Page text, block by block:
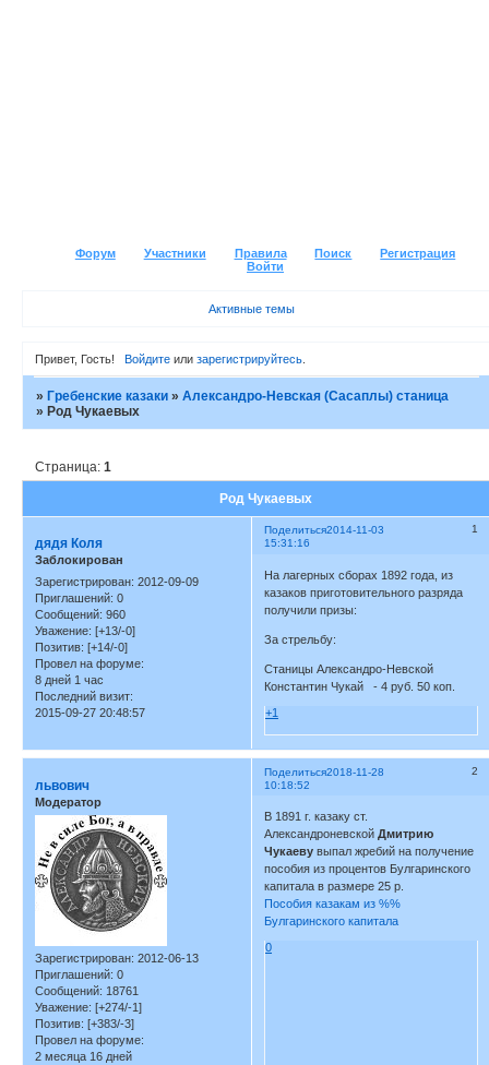
Форум Участники Правила Поиск
Регистрация
Войти
Активные темы
Привет, Гость! Войдитеили зарегистрируйтесь.
»Гребенские казаки »Александро-Невская (Сасаплы) станица
»Род Чукаевых
Род Чукаевых
Страница:1
Поделиться 1
2014-11-03
15:31:16
дядя Коля
Заблокирован
Зарегистрирован: 2012-09-09
Приглашений: 0
Сообщений: 960
Уважение: [+13/-0]
Позитив: [+14/-0]
Провел на форуме:
8 дней 1 час
Последний визит:
2015-09-27 20:48:57
На лагерных сборах 1892 года, из
казаков приготовительного разряда
получили призы:
За стрельбу:
Станицы Александро-Невской
Константин Чукай - 4 руб. 50 коп.
+1
Поделиться 2
2018-11-28
10:18:52
львович
Модератор
Зарегистрирован: 2012-06-13
Приглашений: 0
Сообщений: 18761
Уважение: [+274/-1]
Позитив: [+383/-3]
Провел на форуме:
2 месяца 16 дней
В 1891 г. казаку ст.
Александроневской Дмитрию
Чукаеву выпал жребий на получение
пособия из процентов Булгаринского
капитала в размере 25 р.
Пособия казакам из %%
Булгаринского капитала
0